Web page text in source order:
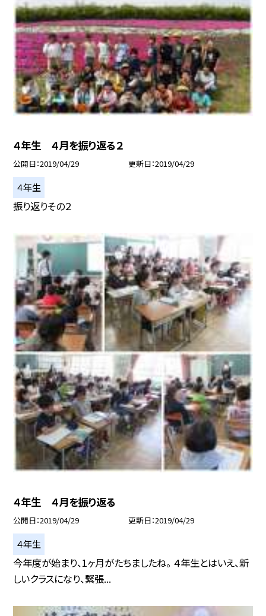
４年生 ４月を振り返る２
公開日 2019/04/29 更新日 2019/04/29
４年生
振り返りその２
４年生 ４月を振り返る
公開日 2019/04/29 更新日 2019/04/29
４年生
今年度が始まり、1ヶ月がたちましたね。 ４年生とはいえ、新
しいクラスになり、緊張...